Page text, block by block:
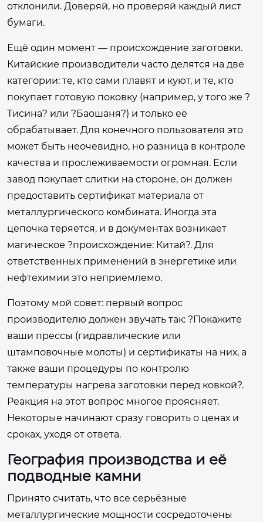
отклонили. Доверяй, но проверяй каждый лист
бумаги.
Ещё один момент — происхождение заготовки.
Китайские производители часто делятся на две
категории: те, кто сами плавят и куют, и те, кто
покупает готовую поковку (например, у того же ?
Тисина? или ?Баошаня?) и только её
обрабатывает. Для конечного пользователя это
может быть неочевидно, но разница в контроле
качества и прослеживаемости огромная. Если
завод покупает слитки на стороне, он должен
предоставить сертификат материала от
металлургического комбината. Иногда эта
цепочка теряется, и в документах возникает
магическое ?происхождение: Китай?. Для
ответственных применений в энергетике или
нефтехимии это неприемлемо.
Поэтому мой совет: первый вопрос
производителю должен звучать так: ?Покажите
ваши прессы (гидравлические или
штамповочные молоты) и сертификаты на них, а
также ваши процедуры по контролю
температуры нагрева заготовки перед ковкой?.
Реакция на этот вопрос многое проясняет.
Некоторые начинают сразу говорить о ценах и
сроках, уходя от ответа.
География производства и её
подводные камни
Принято считать, что все серьёзные
металлургические мощности сосредоточены